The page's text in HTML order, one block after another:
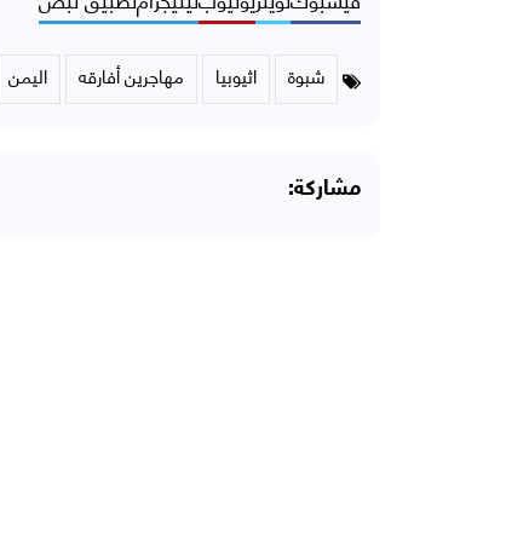
شبوة اثيوبيا مهاجرين أفارقه اليمن
مشاركة: